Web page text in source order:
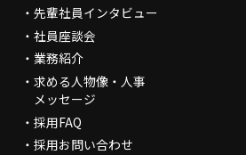
先輩社員インタビュー
社員座談会
業務紹介
求める人物像・人事
メッセージ
採用FAQ
採用お問い合わせ